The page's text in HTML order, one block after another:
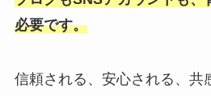
必要です。
信頼される、安心される、共